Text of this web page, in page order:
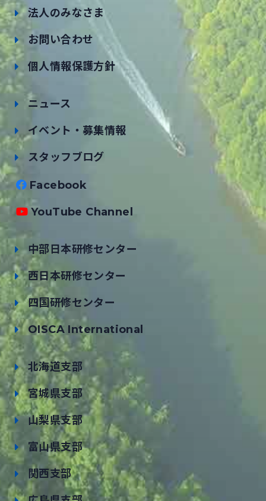
法人のみなさま
お問い合わせ
個人情報保護方針
ニュース
イベント・募集情報
スタッフブログ
Facebook
YouTube Channel
中部日本研修センター
西日本研修センター
四国研修センター
OISCA International
北海道支部
宮城県支部
山梨県支部
富山県支部
関西支部